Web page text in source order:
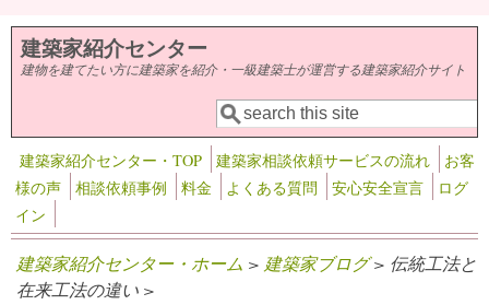
メインコンテンツに移動
建築家紹介センター
建物を建てたい方に建築家を紹介・一級建築士が運営する建築家紹介サイト
検索フォーム
検索
建築家紹介センター・TOP 建築家相談依頼サービスの流れ
お客
様の声
相談依頼事例 料金 よくある質問 安心安全宣言
ログ
イン
建築家紹介センター・ホーム > 建築家ブログ> 伝統工法と
在来工法の違い >